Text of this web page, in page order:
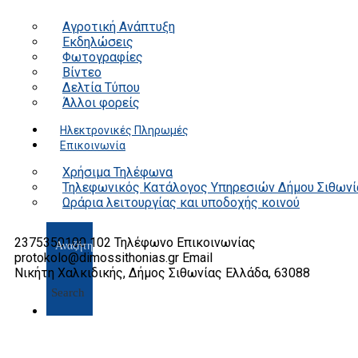
Αγροτική Ανάπτυξη
Εκδηλώσεις
Φωτογραφίες
Βίντεο
Δελτία Τύπου
Άλλοι φορείς
Ηλεκτρονικές Πληρωμές
Επικοινωνία
Χρήσιμα Τηλέφωνα
Τηλεφωνικός Κατάλογος Υπηρεσιών Δήμου
Ωράρια λειτουργίας και υποδοχής κοινού
Search
2375350100 102 Τηλέφωνο Επικοινωνίας
protokolo@dimossithonias.gr Email
Νικήτη Χαλκιδικής, Δήμος Σιθωνίας Ελλάδα, 63088